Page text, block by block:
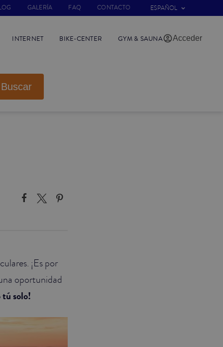
¡Es por
oportunidad
solo!
GALERÍA FAQ CONTACTO ESPAÑOL
INTERNET BIKE-CENTER GYM & SAUNA Acceder
Buscar